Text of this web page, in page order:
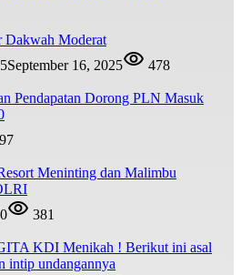
Dakwah Moderat
September 16, 2025
478
Pendapatan Dorong PLN Masuk
Meninting dan Malimbu
381
KDI Menikah ! Berikut ini asal
intip undangannya